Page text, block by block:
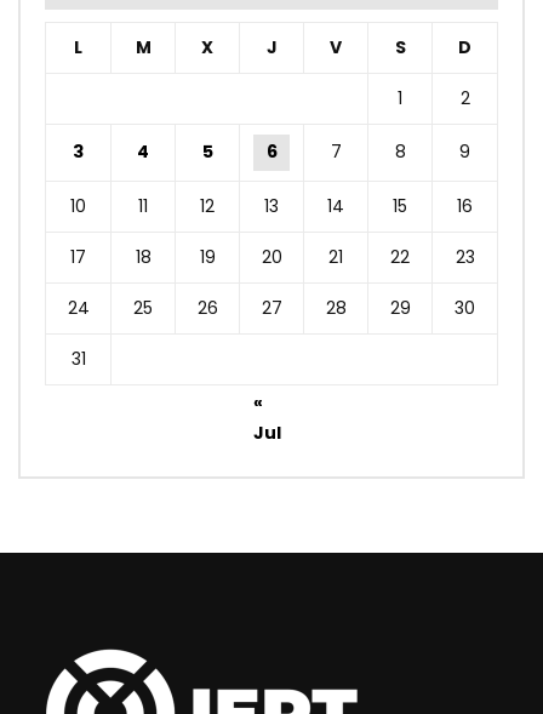
L M X J V S D
1 2
3 4 5 6 7 8 9
10 11 12 13 14 15 16
17 18 19 20 21 22 23
24 25 26 27 28 29 30
31
«
Jul